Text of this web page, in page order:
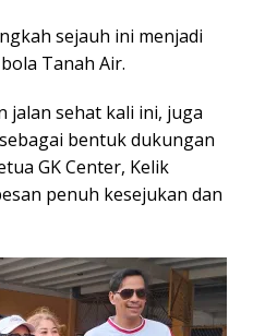
sejauh ini menjadi
Tanah Air.
jalan sehat kali ini, juga
bentuk dukungan
GK Center, Kelik
penuh kesejukan dan